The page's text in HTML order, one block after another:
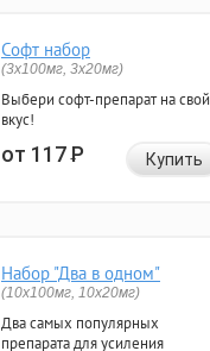
Софт набор
(3x100мг, 3x20мг)
Выбери софт-препарат на свой
вкус!
от 117Р Купить
Набор "Два в одном"
(10x100мг, 10x20мг)
Два самых популярных
препарата для усиления